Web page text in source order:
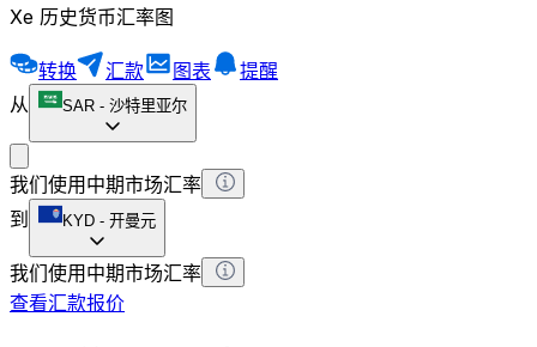
Xe 历史货币汇率图
转换 汇款 图表
提醒
从
SAR - 沙特里亚尔
我们使用中期市场汇率
到
KYD - 开曼元
我们使用中期市场汇率
查看汇款报价